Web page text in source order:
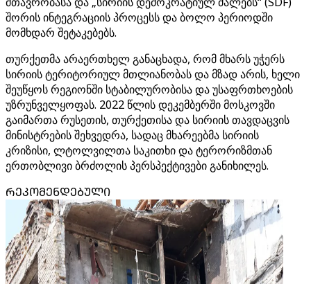
შორის ინტეგრაციის პროცესს და ბოლო პერიოდში
მომხდარ შეტაკებებს.
თურქეთმა არაერთხელ განაცხადა, რომ მხარს უჭერს
სირიის ტერიტორიულ მთლიანობას და მზად არის, ხელი
შეუწყოს რეგიონში სტაბილურობისა და უსაფრთხოების
უზრუნველყოფას. 2022 წლის დეკემბერში მოსკოვში
გაიმართა რუსეთის, თურქეთისა და სირიის თავდაცვის
მინისტრების შეხვედრა, სადაც მხარეებმა სირიის
კრიზისი, ლტოლვილთა საკითხი და ტერორიზმთან
ერთობლივი ბრძოლის პერსპექტივები განიხილეს.
ᲠᲔᲙᲝᲛᲔᲜᲓᲔᲑᲣᲚᲘ